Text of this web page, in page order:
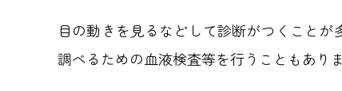
目の動きを見るなどして診断がつくこと
調べるための血液検査等を行うこともありま